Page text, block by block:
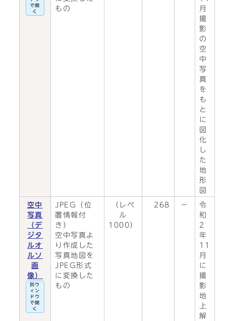
で開
く
もの
月
撮
影
の
空
中
写
真
を
も
と
に
図
化
し
た
地
形
図
空中
写真
（デ
ジタ
ルオ
ルソ
画
像）
別ウ
ィン
ドウ
で開
く
JPEG（位
置情報付
き）
空中写真よ
り作成した
写真地図を
JPEG形式
に変換した
もの
（レベ
ル
1000）
268 －
令
和
2
年
11
月
に
撮
影
地
上
解